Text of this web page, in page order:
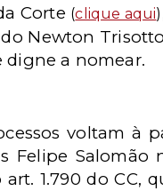
Corte (clique aqui)
Newton
digne a nomear.
voltam à
Felipe Salomão
1.790 do CC,